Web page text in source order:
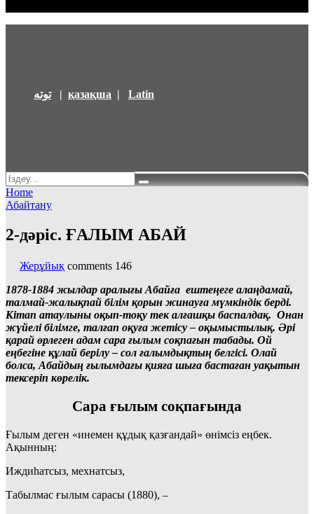
توتە| қазақша | Latin
Home
Абайтану
2-дәріс. ҒАЛЫМ АБАЙ
Жерұйық comments 146
1878-1884 жылдар аралығы Абайға ештеңеге алаңдамай,
талмай-жалықпай білім қорын жинауға мүмкіндік берді.
Кітап атаулыны оқып-тоқу тек алғашқы баспалдақ. Онан
жүйелі білімге, талғап оқуға жетісу – оқымыстылық. Әрі
қарай өрлеген адам сара ғылым соқпағын табады. Ой
еңбегіне құлай берілу – сол ғалымдықтың белгісі. Олай
болса, Абайдың ғылымдағы қияға шыға бастаған уақытын
тексеріп көрелік.
Сара ғылым соқпағында
Ғылым деген «инемен құдық қазғандай» өнімсіз еңбек.
Ақынның:
Иждиһатсыз, мехнатсыз,
Табылмас ғылым сарасы (1880), –